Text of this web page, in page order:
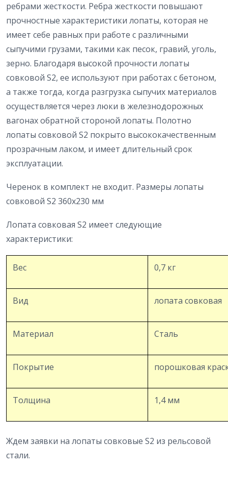
ребрами жесткости. Ребра жесткости повышают
прочностные характеристики лопаты, которая не
имеет себе равных при работе с различными
сыпучими грузами, такими как песок, гравий, уголь,
зерно. Благодаря высокой прочности лопаты
совковой S2, ее используют при работах с бетоном,
а также тогда, когда разгрузка сыпучих материалов
осуществляется через люки в железнодорожных
вагонах обратной стороной лопаты. Полотно
лопаты совковой S2 покрыто высококачественным
прозрачным лаком, и имеет длительный срок
эксплуатации.
Черенок в комплект не входит. Размеры лопаты
совковой S2 360х230 мм
Лопата совковая S2 имеет следующие
характеристики:
Вес 0,7 кг
Вид лопата совковая
Материал Сталь
Покрытие порошковая
Толщина 1,4 мм
Ждем заявки на лопаты совковые S2 из рельсовой
стали.